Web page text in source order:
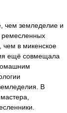
чем земледелие и
ремесленных
чем в микенское
ещё совмещала
В